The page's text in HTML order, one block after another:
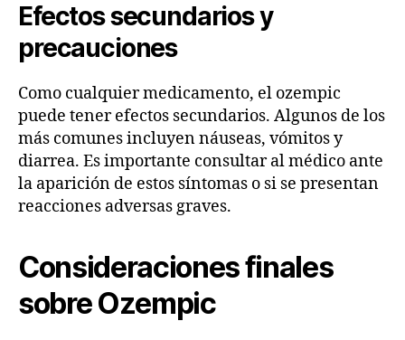
Efectos secundarios y
precauciones
Como cualquier medicamento, el ozempic
puede tener efectos secundarios. Algunos de los
más comunes incluyen náuseas, vómitos y
diarrea. Es importante consultar al médico ante
la aparición de estos síntomas o si se presentan
reacciones adversas graves.
Consideraciones finales
sobre Ozempic